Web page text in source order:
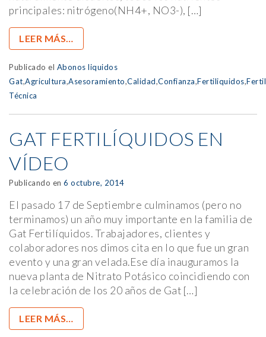
principales: nitrógeno(NH4+, NO3-), […]
LEER MÁS…
Publicado el Abonos liquidos
Gat,Agricultura,Asesoramiento,Calidad,Confianza,Fertiliquidos,
Técnica
GAT FERTILÍQUIDOS EN
VÍDEO
Publicando en 6 octubre, 2014
El pasado 17 de Septiembre culminamos (pero no
terminamos) un año muy importante en la familia de
Gat Fertilíquidos. Trabajadores, clientes y
colaboradores nos dimos cita en lo que fue un gran
evento y una gran velada.Ese día inauguramos la
nueva planta de Nitrato Potásico coincidiendo con
la celebración de los 20 años de Gat […]
LEER MÁS…